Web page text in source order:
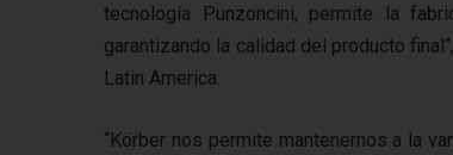
tecnología Punzoncini, permite la
garantizando la calidad del producto
Latin America.
“Körber nos permite mantenernos a la